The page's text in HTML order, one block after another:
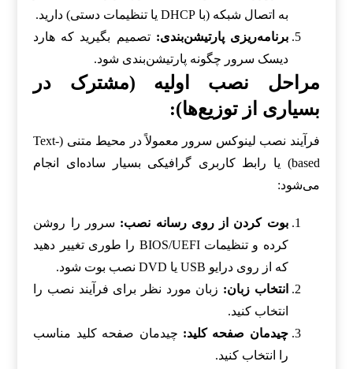
به اتصال شبکه (با DHCP یا تنظیمات دستی) دارید.
برنامه‌ریزی پارتیشن‌بندی: تصمیم بگیرید که هارد
دیسک سرور چگونه پارتیشن‌بندی شود.
مراحل نصب اولیه (مشترک در
بسیاری از توزیع‌ها):
فرآیند نصب لینوکس سرور معمولاً در محیط متنی (Text-
based) یا رابط کاربری گرافیکی بسیار ساده‌ای انجام
می‌شود:
بوت کردن از روی رسانه نصب: سرور را روشن
کرده و تنظیمات BIOS/UEFI را طوری تغییر دهید
که از روی درایو USB یا DVD نصب بوت شود.
انتخاب زبان: زبان مورد نظر برای فرآیند نصب را
انتخاب کنید.
چیدمان صفحه کلید: چیدمان صفحه کلید مناسب
را انتخاب کنید.